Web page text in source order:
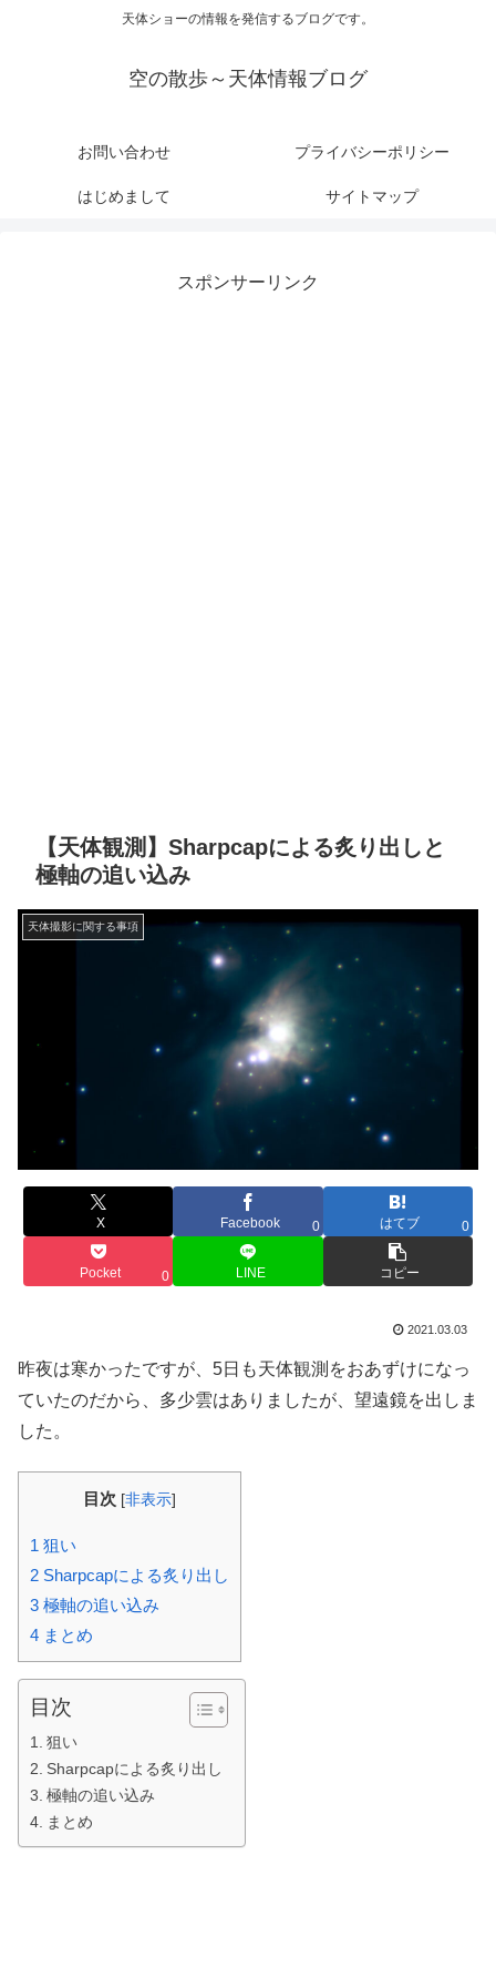
天体ショーの情報を発信するブログです。
空の散歩～天体情報ブログ
お問い合わせ プライバシーポリシー
はじめまして サイトマップ
スポンサーリンク
【天体観測】Sharpcapによる炙り出しと
極軸の追い込み
天体撮影に関する事項
X Facebook 0 はてブ 0
Pocket 0 LINE コピー
2021.03.03
昨夜は寒かったですが、5日も天体観測をおあずけになっ
ていたのだから、多少雲はありましたが、望遠鏡を出しま
した。
目次 [非表示]
1 狙い
2 Sharpcapによる炙り出し
3 極軸の追い込み
4 まとめ
目次
狙い
Sharpcapによる炙り出し
極軸の追い込み
まとめ